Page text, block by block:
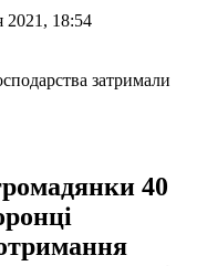
2021, 18:54
40